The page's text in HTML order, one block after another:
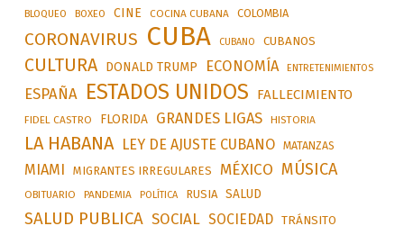
BLOQUEO BOXEO CINE COCINA CUBANA COLOMBIA
CORONAVIRUS CUBA CUBANO CUBANOS
CULTURA DONALD TRUMP ECONOMÍA ENTRETENIMIENTOS
ESPAÑA ESTADOS UNIDOS FALLECIMIENTO
FIDEL CASTRO FLORIDA GRANDES LIGAS HISTORIA
LA HABANA LEY DE AJUSTE CUBANO MATANZAS
MIAMI MIGRANTES IRREGULARES MÉXICO MÚSICA
OBITUARIO PANDEMIA POLÍTICA RUSIA SALUD
SALUD PUBLICA SOCIAL SOCIEDAD TRÁNSITO